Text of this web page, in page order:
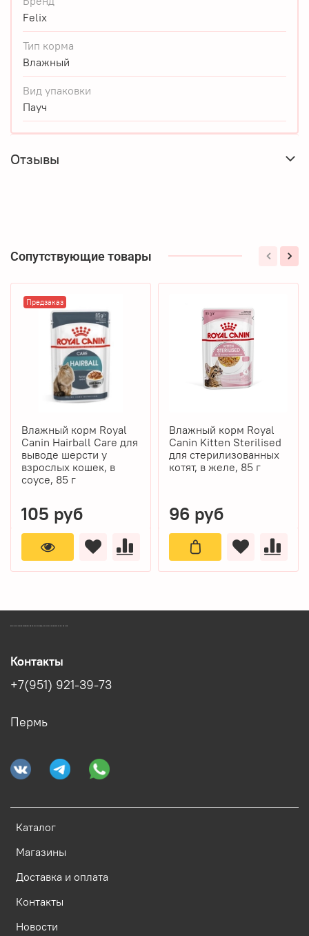
Felix
Тип корма
Влажный
Вид упаковки
Пауч
Отзывы
Сопутствующие товары
Предзаказ
Влажный корм Royal
Canin Hairball Care для
выводе шерсти у
взрослых кошек, в
соусе, 85 г
105 руб
Влажный корм Royal
Canin Kitten Sterilised
для стерилизованных
котят, в желе, 85 г
96 руб
Каталог
Магазины
Доставка и оплата
Контакты
Новости
Контакты
+7(951) 921-39-73
Пермь